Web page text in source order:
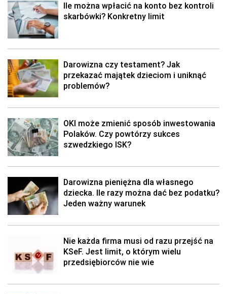
Ile można wpłacić na konto bez kontroli
skarbówki? Konkretny limit
Darowizna czy testament? Jak
przekazać majątek dzieciom i uniknąć
problemów?
OKI może zmienić sposób inwestowania
Polaków. Czy powtórzy sukces
szwedzkiego ISK?
Darowizna pieniężna dla własnego
dziecka. Ile razy można dać bez podatku?
Jeden ważny warunek
Nie każda firma musi od razu przejść na
KSeF. Jest limit, o którym wielu
przedsiębiorców nie wie